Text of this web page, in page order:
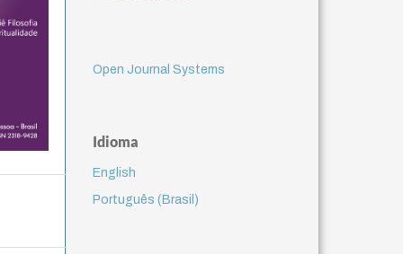
Open Journal Systems
Idioma
English
Português (Brasil)